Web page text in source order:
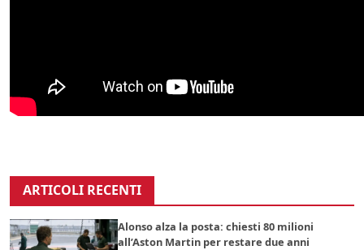
ARTICOLI RECENTI
Alonso alza la posta: chiesti 80 milioni
all’Aston Martin per restare due anni